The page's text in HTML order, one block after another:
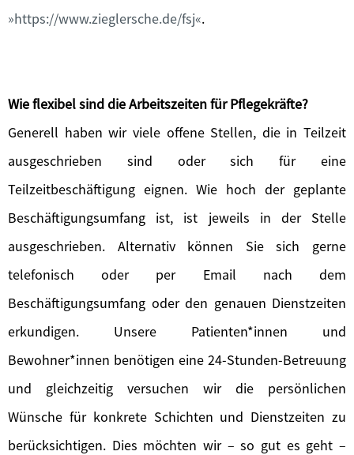
https://www.zieglersche.de/fsj .
Wie flexibel sind die Arbeitszeiten für Pflegekräfte?
Generell haben wir viele offene Stellen, die in Teilzeit
ausgeschrieben sind oder sich für eine
Teilzeitbeschäftigung eignen. Wie hoch der geplante
Beschäftigungsumfang ist, ist jeweils in der Stelle
ausgeschrieben. Alternativ können Sie sich gerne
telefonisch oder per Email nach dem
Beschäftigungsumfang oder den genauen Dienstzeiten
erkundigen. Unsere Patienten*innen und
Bewohner*innen benötigen eine 24-Stunden-Betreuung
und gleichzeitig versuchen wir die persönlichen
Wünsche für konkrete Schichten und Dienstzeiten zu
berücksichtigen. Dies möchten wir – so gut es geht –